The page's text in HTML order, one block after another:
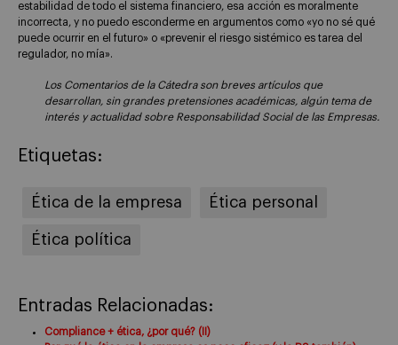
estabilidad de todo el sistema financiero, esa acción es moralmente
incorrecta, y no puedo esconderme en argumentos como «yo no sé qué
puede ocurrir en el futuro» o «prevenir el riesgo sistémico es tarea del
regulador, no mía».
Los Comentarios de la Cátedra son breves artículos que
desarrollan, sin grandes pretensiones académicas, algún tema de
interés y actualidad sobre Responsabilidad Social de las Empresas.
Etiquetas:
Ética de la empresa Ética personal
Ética política
Entradas Relacionadas:
Compliance + ética, ¿por qué? (II)